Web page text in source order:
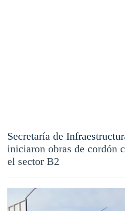
Secretaría de
iniciaron obras de cordón
el sector B2